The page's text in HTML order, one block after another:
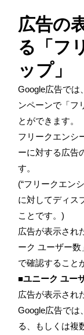
広告の
る「フ
ップ」
Google広告では
ンペーンで「フ
とができます。
フリークエンシ
ーに対する広告
す。
(“フリークエン
に対してディス
ことです。)
広告が表示され
ーク ユーザー数
で確認すること
■ユニーク ユー
広告が表示され
Google広告では
る、もしくは複